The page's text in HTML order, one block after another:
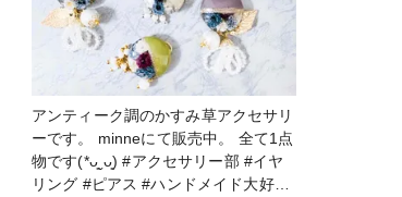
アンティーク調のかすみ草アクセサリ
ーです。 minneにて販売中。 全て1点
物です(*ᴗ͈ˬᴗ͈) #アクセサリー部 #イヤ
リング #ピアス #ハンドメイド大好き